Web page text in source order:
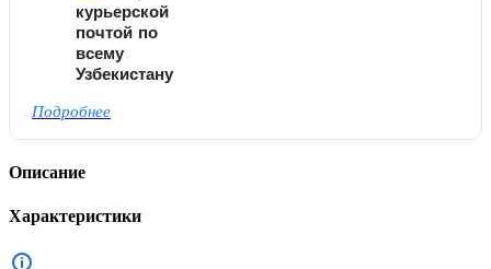
курьерской
почтой по
всему
Узбекистану
Подробнее
Описание
Характеристики